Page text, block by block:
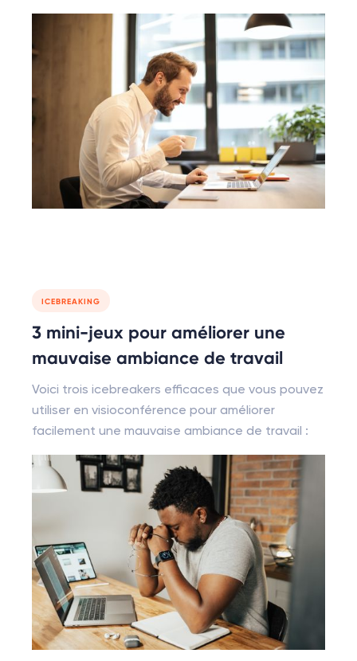
ICEBREAKING
3 mini-jeux pour améliorer une
mauvaise ambiance de travail
Voici trois icebreakers efficaces que vous pouvez
utiliser en visioconférence pour améliorer
facilement une mauvaise ambiance de travail :